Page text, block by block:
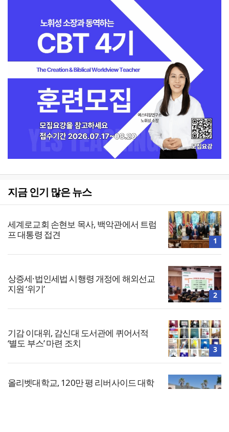
지금 인기 많은 뉴스
세계로교회 손현보 목사, 백악관에서 트럼
프 대통령 접견
1
상증세·법인세법 시행령 개정에 해외선교
지원 ‘위기’
2
기감 이대위, 감신대 도서관에 퀴어서적
‘별도 부스’ 마련 조치
3
올리벳대학교, 120만 평 리버사이드 대학